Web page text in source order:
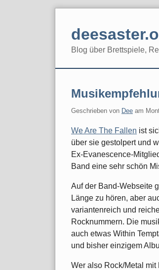
Blog über Brettspiele,
Geschrieben von Dee am
We Are The Fallen ist
über sie gestolpert und
Ex-Evanescence-
Band eine sehr schön
Auf der Band-Webseite
Länge zu hören, aber
variantenreich und
Rocknummern. Die
auch etwas Within
und bisher einzigem
Wer also Rock/Metal